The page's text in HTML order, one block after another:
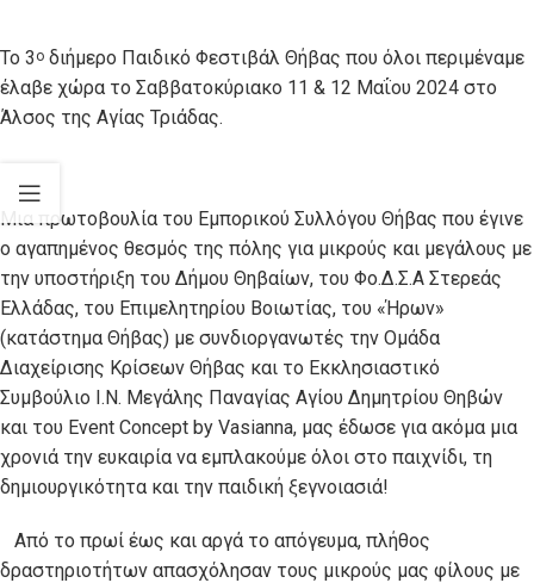
Το 3 ο διήμερο Παιδικό Φεστιβάλ Θήβας που όλοι περιμέναμε
έλαβε χώρα το Σαββατοκύριακο 11 & 12 Μαΐου 2024 στο
Άλσος της Αγίας Τριάδας.
Μια πρωτοβουλία του Εμπορικού Συλλόγου Θήβας που έγινε
ο αγαπημένος θεσμός της πόλης για μικρούς και μεγάλους με
την υποστήριξη του Δήμου Θηβαίων, του Φο.Δ.Σ.Α Στερεάς
Ελλάδας, του Επιμελητηρίου Βοιωτίας, του «Ήρων»
(κατάστημα Θήβας) με συνδιοργανωτές την Ομάδα
Διαχείρισης Κρίσεων Θήβας και το Εκκλησιαστικό
Συμβούλιο Ι.Ν. Μεγάλης Παναγίας Αγίου Δημητρίου Θηβών
και του Event Concept by Vasianna, μας έδωσε για ακόμα μια
χρονιά την ευκαιρία να εμπλακούμε όλοι στο παιχνίδι, τη
δημιουργικότητα και την παιδική ξεγνοιασιά!
Από το πρωί έως και αργά το απόγευμα, πλήθος
δραστηριοτήτων απασχόλησαν τους μικρούς μας φίλους με